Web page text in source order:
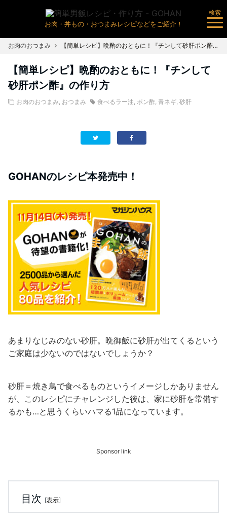
お肉・丼もの・おつまみレシピなどをご紹介！
検索
お肉のおつまみ 【簡単レシピ】晩酌のおともに！『チンして砂肝ポン酢』の作り方
【簡単レシピ】晩酌のおともに！『チンして
砂肝ポン酢』の作り方
お肉のおつまみ, おつまみ 食べるラー油, ポン酢, 青ネギ, 砂肝
GOHANのレシピ本発売中！
あまりなじみのない砂肝。晩御飯に砂肝が出てくるという
ご家庭は少ないのではないでしょうか？
砂肝＝焼き鳥で食べるものというイメージしかありません
が、このレシピにチャレンジした後は、家に砂肝を常備す
るかも…と思うくらいハマる1品になっています。
Sponsor link
目次 [表示]